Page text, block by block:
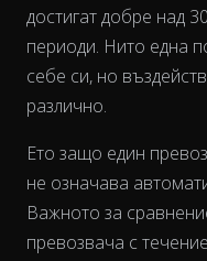
достигат добре над
периоди. Нито една
себе си, но
различно.
Ето защо един
не означава
Важното за
превозвача с